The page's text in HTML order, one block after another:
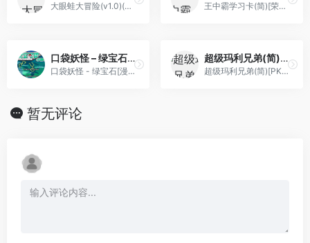
大眼蛙大冒险(v1.0)(简)[九班](JP)[PUZ](0.5Mb) 王中霸学习卡(简)[荣丰](CN)[ETC](4Mb)
口袋妖怪 – 绿宝石[漫游&TGB&口袋群星SP](v20120719)(简)(JP)(128Mb)
口袋妖怪 - 绿宝石[漫游&TGB&口袋群星SP](v20120719)(简)(JP)(128Mb)
超级玛利兄弟(简)[PKome](JUE)[ACT](0.31Mb)
超级玛利兄弟(简)[PKome](JUE)[ACT](0.31Mb)
暂无评论